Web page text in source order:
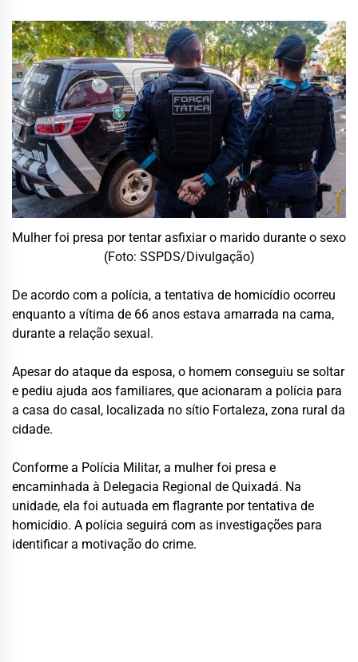
Mulher foi presa por tentar asfixiar o marido durante o sexo
(Foto: SSPDS/Divulgação)
De acordo com a polícia, a tentativa de homicídio ocorreu
enquanto a vítima de 66 anos estava amarrada na cama,
durante a relação sexual.
Apesar do ataque da esposa, o homem conseguiu se soltar
e pediu ajuda aos familiares, que acionaram a polícia para
a casa do casal, localizada no sítio Fortaleza, zona rural da
cidade.
Conforme a Polícia Militar, a mulher foi presa e
encaminhada à Delegacia Regional de Quixadá. Na
unidade, ela foi autuada em flagrante por tentativa de
homicídio. A polícia seguirá com as investigações para
identificar a motivação do crime.